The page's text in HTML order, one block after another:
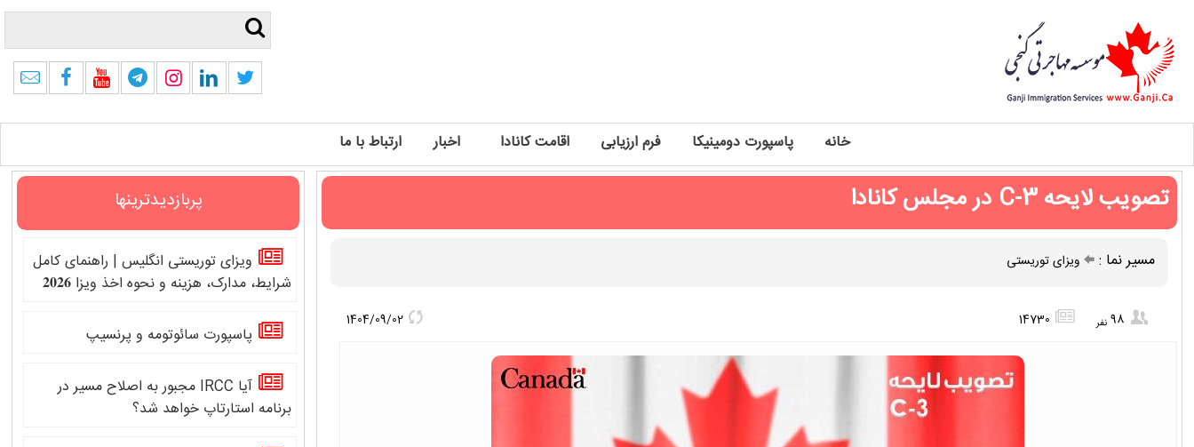
خانه پاسپورت دومینیکا فرم ارزیابی اقامت کانادا اخبار ارتباط با ما
تصویب لایحه C-3 در مجلس کانادا
مسیر نما : ویزای توریستی
نفر 1404/09/02 14730
پربازدیدترینها
ویزای توریستی انگلیس | راهنمای کامل
شرایط، مدارک، هزینه و نحوه اخذ ویزا 𝟐𝟎𝟐𝟔
پاسپورت سائوتومه و پرنسیپ
آیا IRCC مجبور به اصلاح مسیر در
برنامه استارتاپ خواهد شد؟